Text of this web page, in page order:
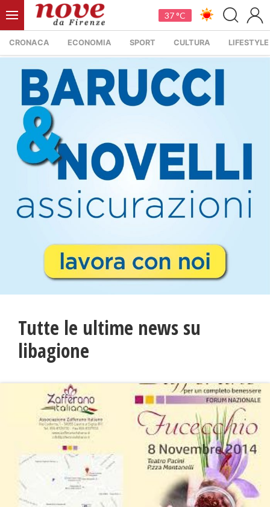
37 °C
CRONACA ECONOMIA SPORT CULTURA LIFESTYLE
Tutte le ultime news su
libagione